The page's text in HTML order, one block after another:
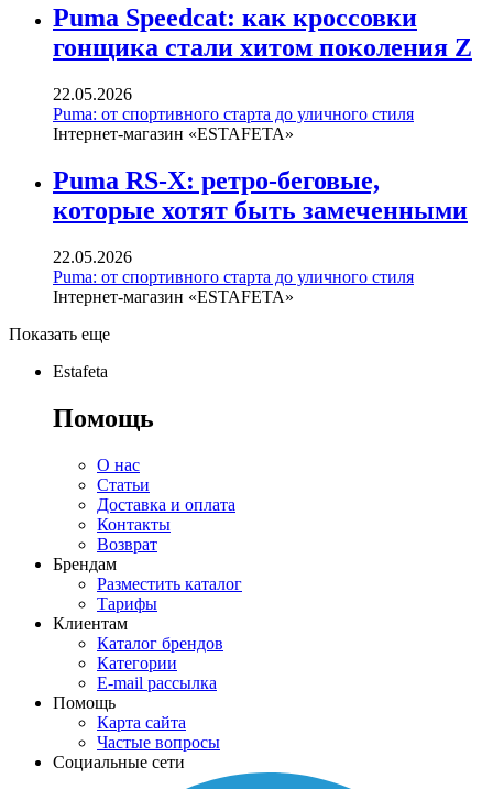
Puma Speedcat: как кроссовки
гонщика стали хитом поколения Z
22.05.2026
Puma: от спортивного старта до уличного стиля
Інтернет-магазин «ESTAFETA»
Puma RS-X: ретро-беговые,
которые хотят быть замеченными
22.05.2026
Puma: от спортивного старта до уличного стиля
Інтернет-магазин «ESTAFETA»
Показать еще
Estafeta
Помощь
О нас
Статьи
Доставка и оплата
Контакты
Возврат
Брендам
Разместить каталог
Тарифы
Клиентам
Каталог брендов
Категории
E-mail рассылка
Помощь
Карта сайта
Частые вопросы
Социальные сети